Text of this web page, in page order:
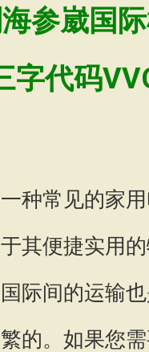
参崴国
字代码
种常见的家
其便捷实用
际间的运输
的。如果您